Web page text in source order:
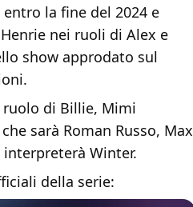
la fine del 2024 e
nei ruoli di Alex e
show approdato sul
ruolo di Billie, Mimi
sarà Roman Russo, Max
interpreterà Winter.
della serie: